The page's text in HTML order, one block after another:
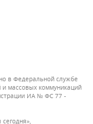
в Федеральной службе
массовых коммуникаций
ИА № ФС 77 -